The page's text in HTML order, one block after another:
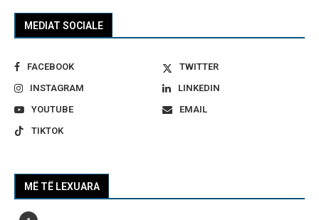
MEDIAT SOCIALE
FACEBOOK
TWITTER
INSTAGRAM
LINKEDIN
YOUTUBE
EMAIL
TIKTOK
MË TË LEXUARA